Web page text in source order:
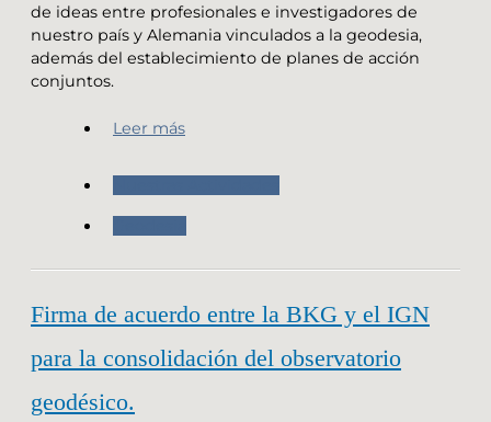
de ideas entre profesionales e investigadores de
nuestro país y Alemania vinculados a la geodesia,
además del establecimiento de planes de acción
conjuntos.
Leer más
Firma de acuerdo entre la BKG y el IGN
para la consolidación del observatorio
geodésico.